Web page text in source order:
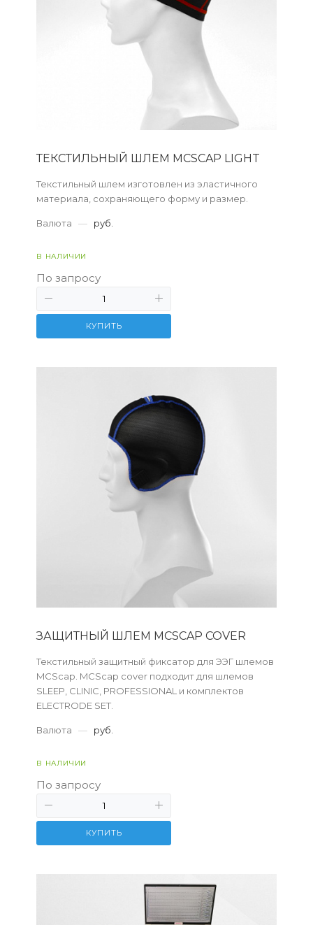
ТЕКСТИЛЬНЫЙ ШЛЕМ MCSCAP LIGHT
Текстильный шлем изготовлен из эластичного
материала, сохраняющего форму и размер.
Валюта — руб.
В НАЛИЧИИ
По запросу
КУПИТЬ
ЗАЩИТНЫЙ ШЛЕМ MCSCAP COVER
Текстильный защитный фиксатор для ЭЭГ шлемов
MCScap. MCScap cover подходит для шлемов
SLEEP, CLINIC, PROFESSIONAL и комплектов
ELECTRODE SET.
Валюта — руб.
В НАЛИЧИИ
По запросу
КУПИТЬ